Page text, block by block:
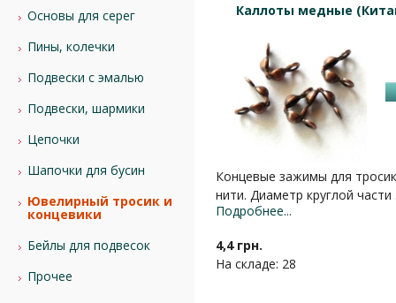
Основы для серег
Пины, колечки
Подвески с эмалью
Подвески, шармики
Цепочки
Шапочки для бусин
Ювелирный тросик и
концевики
Бейлы для подвесок
Прочее
Каллоты медные
Концевые зажимы для
нити. Диаметр круглой
Подробнее...
4,4 грн.
На складе: 28